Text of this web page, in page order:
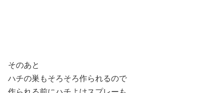
そのあと
ハチの巣もそろそろ作られるので